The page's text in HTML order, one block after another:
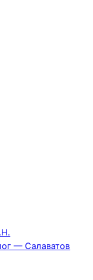
— Салаватов